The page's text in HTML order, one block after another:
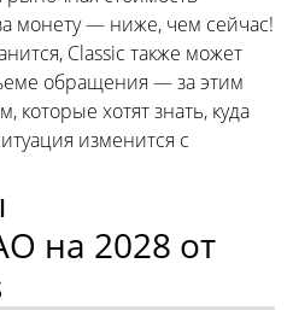
монету — ниже, чем сейчас!
Classic также может
обращения — за этим
которые хотят знать, куда
изменится с
на 2028 от